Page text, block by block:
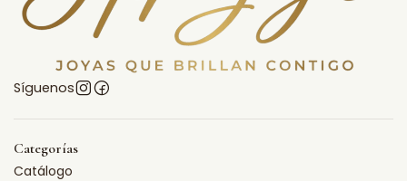
Síguenos
Categorías
Catálogo